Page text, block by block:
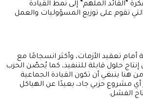
“القائد الملهم” إلى نمط القيادة
تقوم على توزيع المسؤوليات والعمل
أمام تعقيد الأزمات، وأكثر انسجامًا مع
إنتاج حلول قابلة للتنفيذ، كما يُحصّن الحزب
هنا ينبغي أن تكون القيادة الجماعية
مشروع حزبي جاد، بعيدًا عن الهياكل
الفشل.